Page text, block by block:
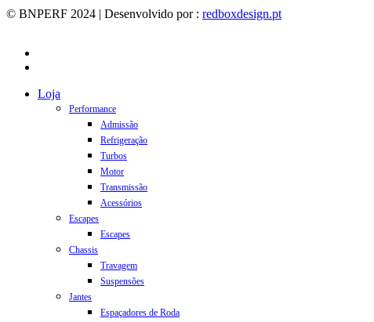
© BNPERF 2024 | Desenvolvido por : redboxdesign.pt
Close
Loja
Performance
Admissão
Refrigeração
Turbos
Motor
Transmissão
Acessórios
Escapes
Escapes
Chassis
Travagem
Suspensões
Jantes
Espaçadores de Roda